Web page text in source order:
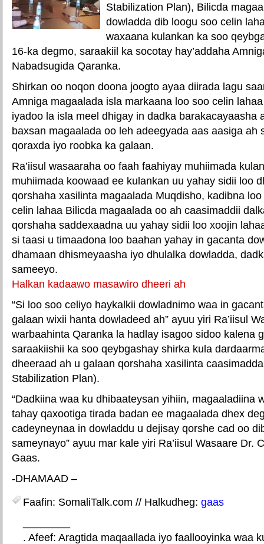
Stabilization Plan), Bilicda
dowladda dib loogu soo celin
waxaana kulankan ka soo
16-ka degmo, saraakiil ka socotay hay’addaha
Nabadsugida Qaranka.
Shirkan oo noqon doona joogto ayaa diirada lagu
Amniga magaalada isla markaana loo soo celin
iyadoo la isla meel dhigay in dadka barakacayaasha
baxsan magaalada oo leh adeegyada aas aasiga ah
qoraxda iyo roobka ka galaan.
Ra’iisul wasaaraha oo faah faahiyay muhiimada
muhiimada koowaad ee kulankan uu yahay sidii loo
qorshaha xasilinta magaalada Muqdisho, kadibna
celin lahaa Bilicda magaalada oo ah caasimaddii
qorshaha saddexaadna uu yahay sidii loo xoojin
si taasi u timaadona loo baahan yahay in gacanta
dhamaan dhismeyaasha iyo dhulalka dowladda,
sameeyo.
Halkan kadaawo masawiro dheeri ah
“Si loo soo celiyo haykalkii dowladnimo waa in
galaan wixii hanta dowladeed ah” ayuu yiri Ra’iisul
warbaahinta Qaranka la hadlay isagoo sidoo kalena
saraakiishii ka soo qeybgashay shirka kula
dheeraad ah u galaan qorshaha xasilinta
Stabilization Plan).
“Dadkiina waa ku dhibaateysan yihiin, magaaladiina
tahay qaxootiga tirada badan ee magaalada dhex
cadeyneynaa in dowladdu u dejisay qorshe cad oo
sameynayo” ayuu mar kale yiri Ra’iisul Wasaare Dr.
Gaas.
-DHAMAAD –
Faafin: SomaliTalk.com // Halkudheg: gaas
. Afeef: Aragtida maqaallada iyo faallooyinka waa